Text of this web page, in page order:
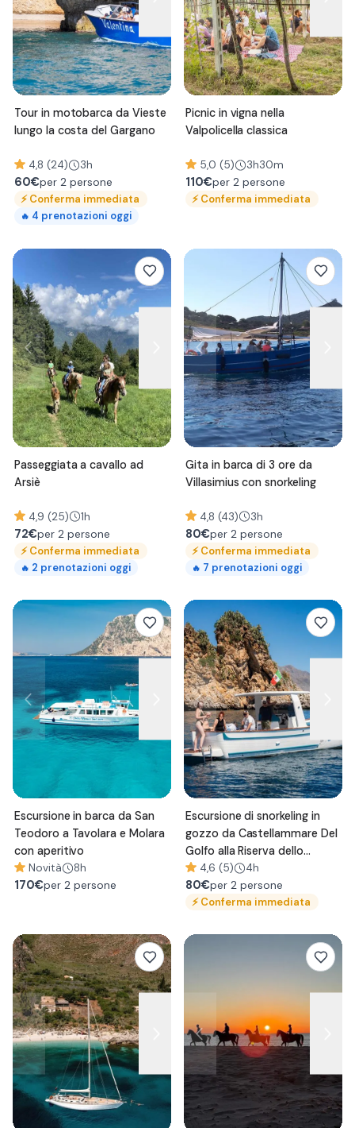
Tour in motobarca da Vieste
lungo la costa del Gargano
4,8 (24) 3h
60€per 2 persone
⚡Conferma immediata
🔥 4 prenotazioni oggi
Picnic in vigna nella
Valpolicella classica
5,0 (5) 3h30m
110€per 2 persone
⚡Conferma immediata
Passeggiata a cavallo ad
Arsiè
4,9 (25) 1h
72€per 2 persone
⚡Conferma immediata
🔥 2 prenotazioni oggi
Gita in barca di 3 ore da
Villasimius con snorkeling
4,8 (43) 3h
80€per 2 persone
⚡Conferma immediata
🔥 7 prenotazioni oggi
Escursione in barca da San
Teodoro a Tavolara e Molara
con aperitivo
Novità 8h
170€per 2 persone
Escursione di snorkeling in
gozzo da Castellammare Del
Golfo alla Riserva dello
Zingaro
4,6 (5) 4h
80€per 2 persone
⚡Conferma immediata